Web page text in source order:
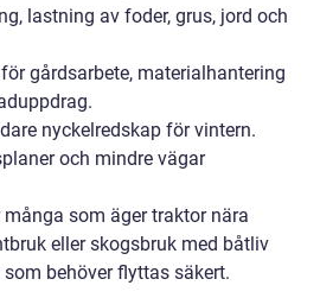
lastning av foder, grus, jord och
gårdsarbete, materialhantering
nyckelredskap för vintern.
och mindre vägar
som äger traktor nära
eller skogsbruk med båtliv
behöver flyttas säkert.